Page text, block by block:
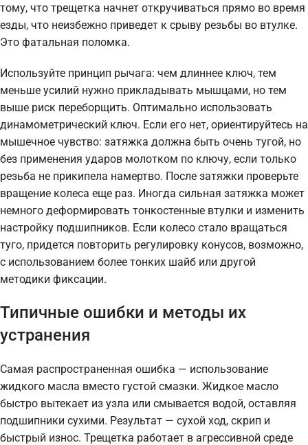
тому, что трещетка начнет откручиваться прямо во время
езды, что неизбежно приведет к срыву резьбы во втулке.
Это фатальная поломка.
Используйте принцип рычага: чем длиннее ключ, тем
меньше усилий нужно прикладывать мышцами, но тем
выше риск переборщить. Оптимально использовать
динамометрический ключ. Если его нет, ориентируйтесь на
мышечное чувство: затяжка должна быть очень тугой, но
без применения ударов молотком по ключу, если только
резьба не прикипела намертво. После затяжки проверьте
вращение колеса еще раз. Иногда сильная затяжка может
немного деформировать тонкостенные втулки и изменить
настройку подшипников. Если колесо стало вращаться
туго, придется повторить регулировку конусов, возможно,
с использованием более тонких шайб или другой
методики фиксации.
Типичные ошибки и методы их
устранения
Самая распространенная ошибка — использование
жидкого масла вместо густой смазки. Жидкое масло
быстро вытекает из узла или смывается водой, оставляя
подшипники сухими. Результат — сухой ход, скрип и
быстрый износ. Трещетка работает в агрессивной среде